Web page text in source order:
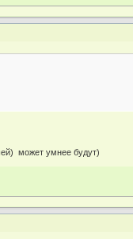
может умнее будут)